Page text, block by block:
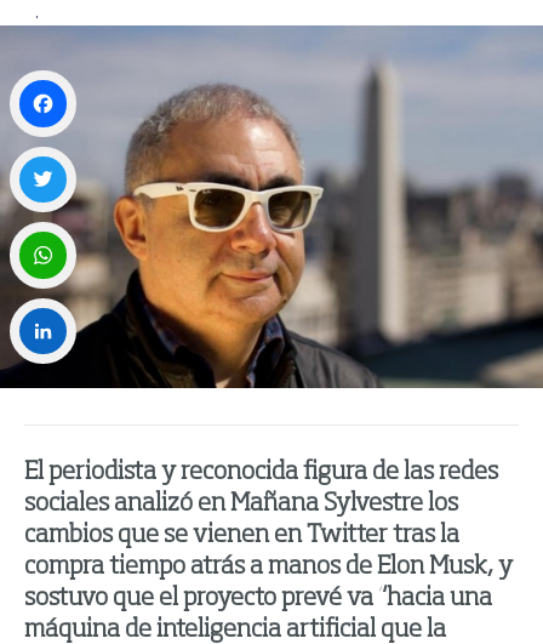
El periodista y reconocida figura de las redes
sociales analizó en Mañana Sylvestre los
cambios que se vienen en Twitter tras la
compra tiempo atrás a manos de Elon Musk, y
sostuvo que el proyecto prevé va “hacia una
máquina de inteligencia artificial que la
Facebook
Twitter
WhatsApp